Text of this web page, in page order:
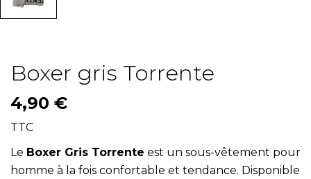
Boxer gris Torrente
4,90 €
TTC
Le Boxer Gris Torrente est un sous-vêtement pour
homme à la fois confortable et tendance. Disponible